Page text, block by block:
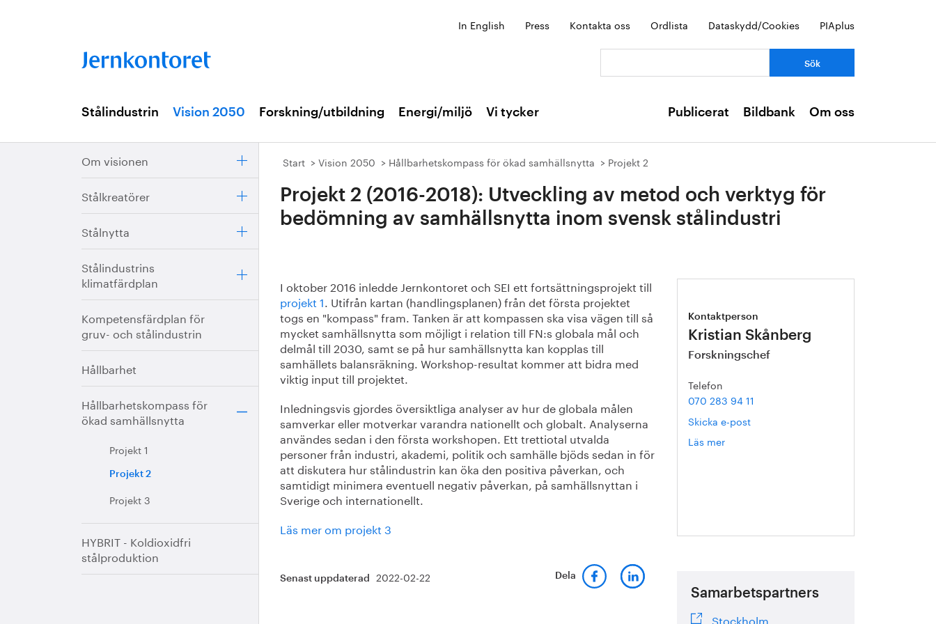
In English Press Kontakta oss Ordlista Dataskydd/Cookies PIAplus
Stålindustrin Vision 2050 Forskning/utbildning Energi/miljö Vi tycker Publicerat Bildbank Om oss
Om visionen
Stålkreatörer
Stålnytta
Stålindustrins
klimatfärdplan
Kompetensfärdplan för
gruv- och stålindustrin
Hållbarhet
Hållbarhetskompass för
ökad samhällsnytta
Projekt 1
Projekt 2
Projekt 3
HYBRIT - Koldioxidfri
stålproduktion
Start Vision 2050 Hållbarhetskompass för ökad samhällsnytta Projekt 2
Projekt 2 (2016-2018): Utveckling av metod och verktyg för
bedömning av samhällsnytta inom svensk stålindustri
I oktober 2016 inledde Jernkontoret och SEI ett fortsättningsprojekt till
projekt 1. Utifrån kartan (handlingsplanen) från det första projektet
togs en "kompass" fram. Tanken är att kompassen ska visa vägen till så
mycket samhällsnytta som möjligt i relation till FN:s globala mål och
delmål till 2030, samt se på hur samhällsnytta kan kopplas till
samhällets balansräkning. Workshop-resultat kommer att bidra med
viktig input till projektet.
Inledningsvis gjordes översiktliga analyser av hur de globala målen
samverkar eller motverkar varandra nationellt och globalt. Analyserna
användes sedan i den första workshopen. Ett trettiotal utvalda
personer från industri, akademi, politik och samhälle bjöds sedan in för
att diskutera hur stålindustrin kan öka den positiva påverkan, och
samtidigt minimera eventuell negativ påverkan, på samhällsnyttan i
Sverige och internationellt.
Läs mer om projekt 3
Senast uppdaterad 2022-02-22 Dela
Kontaktperson
Kristian Skånberg
Forskningschef
Telefon
070 283 94 11
Skicka e-post
Läs mer
Samarbetspartners
Stockholm